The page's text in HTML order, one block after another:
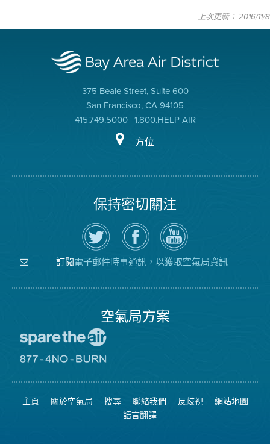
上次更新： 2016/11/8
375 Beale Street, Suite 600
San Francisco, CA 94105
415.749.5000 | 1.800.HELP AIR
方位
保持密切關注
在
Twitter
上
關
注
空
瀏
覽
氣
局
的
空
氣
局
YouTube
頻
道
訂閱電子郵件時事通訊，以獲取空氣局資訊
空氣局方案
空
日
網
站
8774
可
燃
燒
主頁 關於空氣局 搜尋 聯絡我們 反歧視
網站地圖
語言翻譯